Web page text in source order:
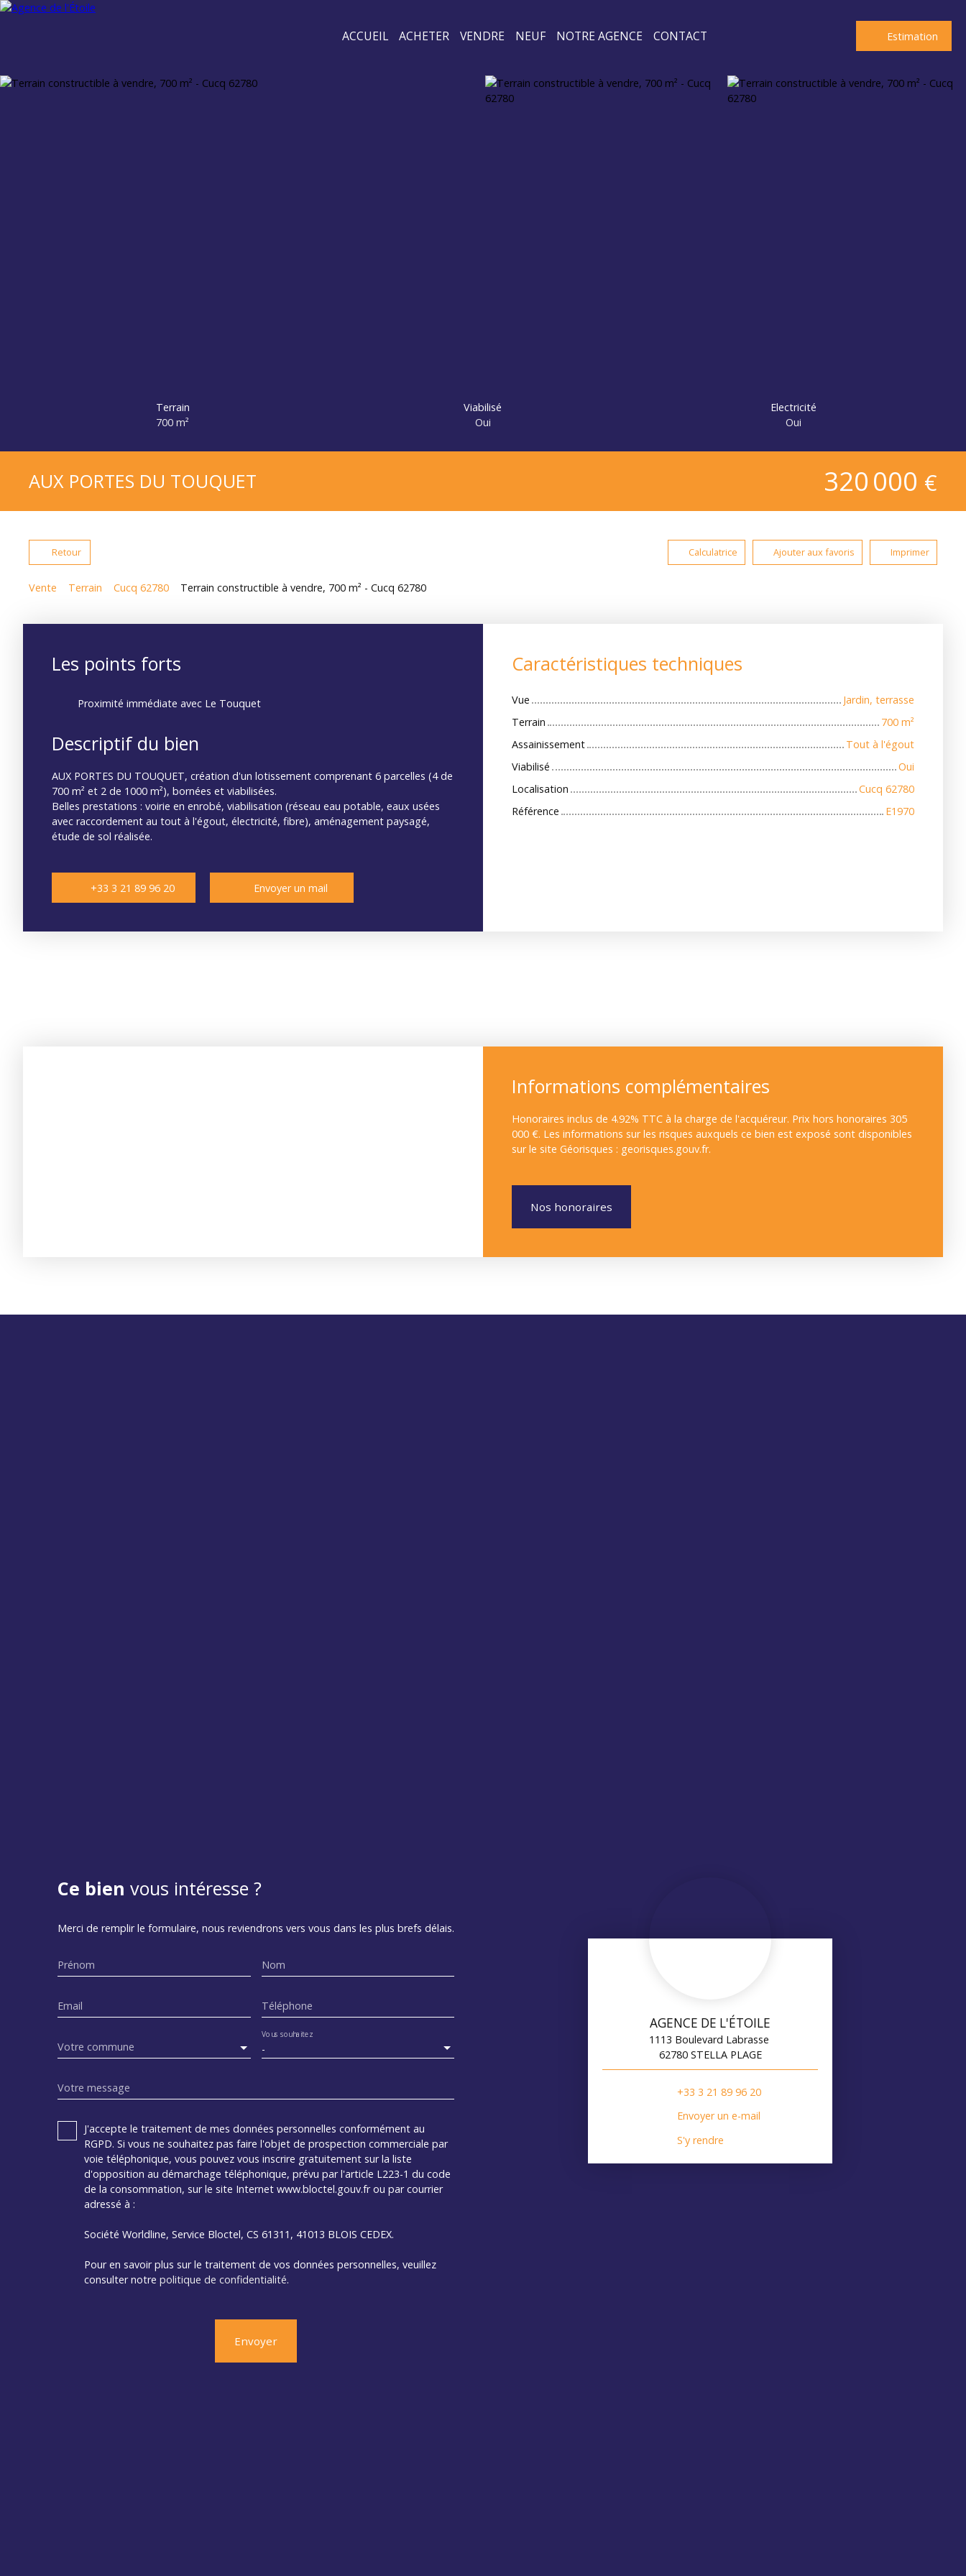
ACCUEIL ACHETER VENDRE NEUF NOTRE AGENCE CONTACT Estimation
Terrain
700m²
Viabilisé
Oui
Electricité
Oui
AUX PORTES DU TOUQUET 320 000 €
Retour Calculatrice Ajouter aux favoris Imprimer
Vente Terrain Cucq 62780 Terrain constructible à vendre, 700 m² - Cucq 62780
Les points forts
Proximité immédiate avec Le Touquet
Descriptif du bien
AUX PORTES DU TOUQUET, création d'un lotissement comprenant 6 parcelles (4 de
700 m² et 2 de 1000 m²), bornées et viabilisées.
Belles prestations : voirie en enrobé, viabilisation (réseau eau potable, eaux usées
avec raccordement au tout à l'égout, électricité, fibre), aménagement paysagé,
étude de sol réalisée.
+33 3 21 89 96 20 Envoyer un mail
Caractéristiques techniques
Vue
Jardin, terrasse
Terrain
700 m²
Assainissement
Tout à l'égout
Viabilisé
Oui
Localisation
Cucq 62780
Référence
E1970
Informations complémentaires
Honoraires inclus de 4.92% TTC à la charge de l'acquéreur. Prix hors honoraires 305
000 €. Les informations sur les risques auxquels ce bien est exposé sont disponibles
sur le site Géorisques : georisques.gouv.fr.
Nos honoraires
Ce bien vous intéresse ?
Merci de remplir le formulaire, nous reviendrons vers vous dans les plus brefs délais.
Prénom Nom
Email Téléphone
Votre commune -
Vous souhaitez
Votre message
J'accepte le traitement de mes données personnelles conformément au
RGPD. Si vous ne souhaitez pas faire l'objet de prospection commerciale par
voie téléphonique, vous pouvez vous inscrire gratuitement sur la liste
d'opposition au démarchage téléphonique, prévu par l'article L223-1 du code
de la consommation, sur le site Internet www.bloctel.gouv.fr ou par courrier
adressé à :
Société Worldline, Service Bloctel, CS 61311, 41013 BLOIS CEDEX.
Pour en savoir plus sur le traitement de vos données personnelles, veuillez
consulter notre politique de confidentialité.
Envoyer
AGENCE DE L'ÉTOILE
1113 Boulevard Labrasse
62780 STELLA PLAGE
+33 3 21 89 96 20
Envoyer un e-mail
S'y rendre